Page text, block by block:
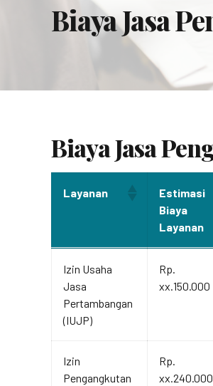
Biaya Jasa
Biaya Jasa
Layanan
Estimasi
Biaya
Layanan
Biaya
Layanan
Izin Usaha
Jasa
Pertambangan
(IUJP)
Rp.
xx.150.000
Izin
Pengangkutan
Rp.
xx.240.000